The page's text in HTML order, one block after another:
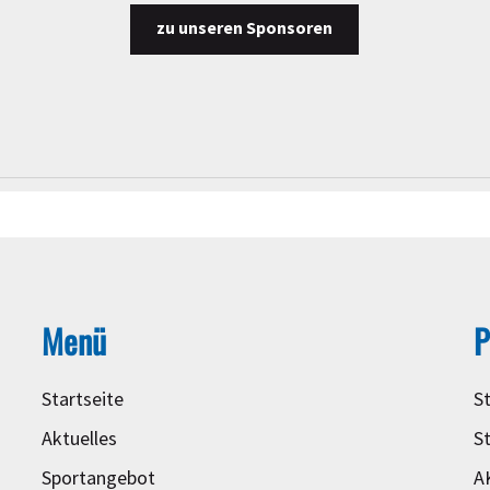
zu unseren Sponsoren
Menü
Startseite
Aktuelles
Sportangebot